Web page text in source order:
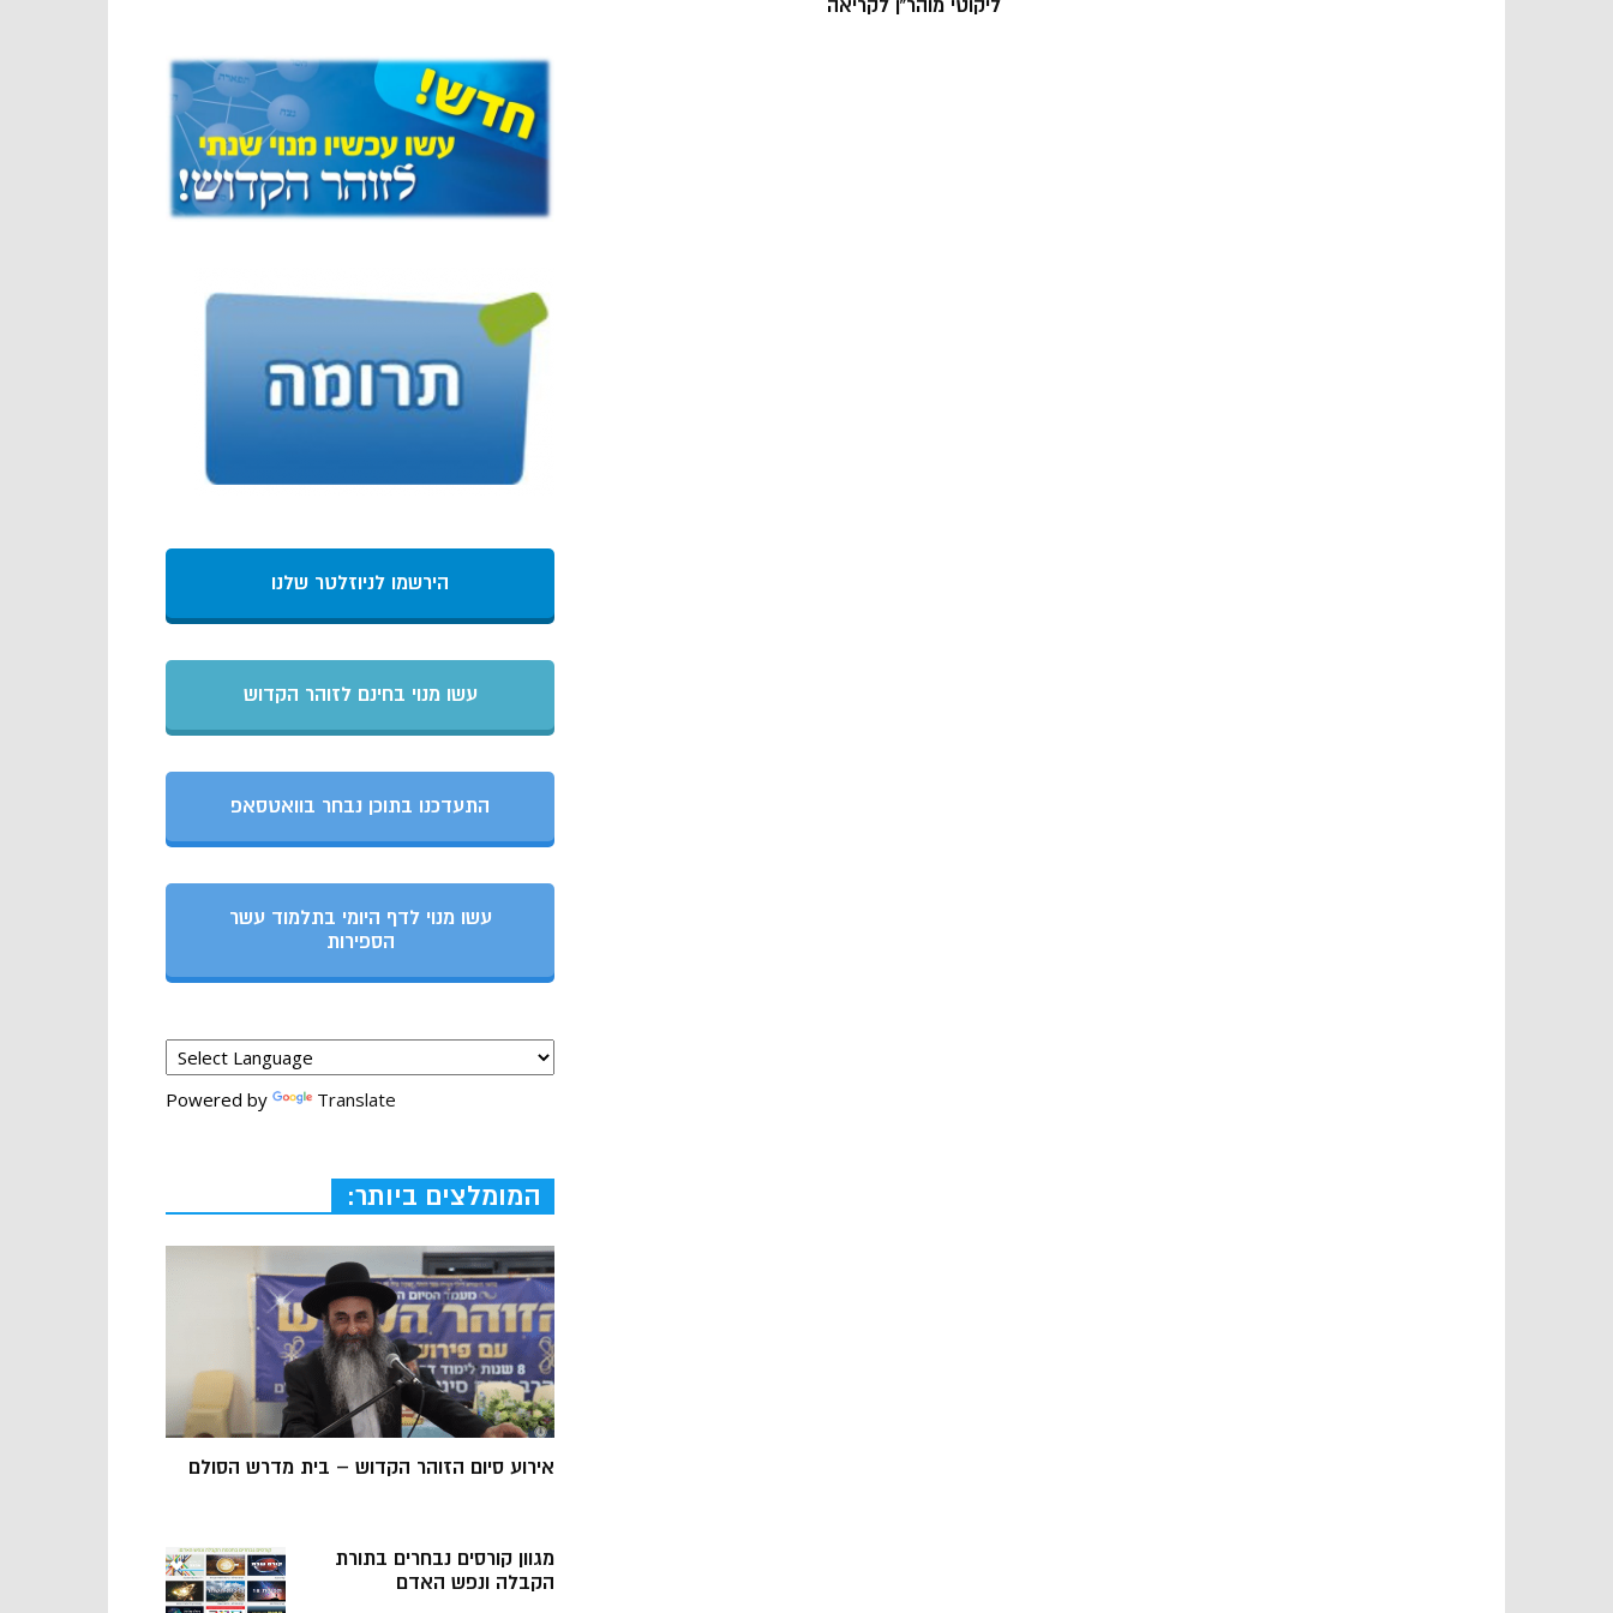
ליקוטי מוהר”ן לקריאה
הירשמו לניוזלטר שלנו
עשו מנוי בחינם לזוהר הקדוש
התעדכנו בתוכן נבחר בוואטסאפ
עשו מנוי לדף היומי בתלמוד עשר
הספירות
Powered by Translate
המומלצים ביותר:
אירוע סיום הזוהר הקדוש – בית מדרש הסולם
מגוון קורסים נבחרים בתורת
הקבלה ונפש האדם